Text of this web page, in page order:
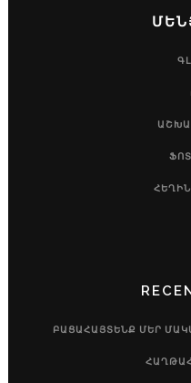
ԲԱՑԱՀԱՅՏԵՆՔ ՄԵՐ